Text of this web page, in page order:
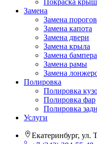
Покраска
Замена
Замена порогов
Замена капота
Замена двери
Замена крыла
Замена бампера
Замена рамы
Замена
Полировка
Полировка
Полировка фар
Полировка
Услуги
Екатеринбург, ул.